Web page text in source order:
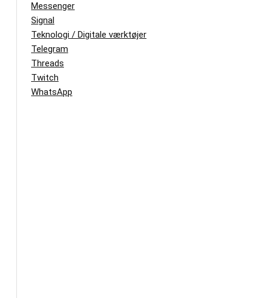
Messenger
Signal
Teknologi / Digitale værktøjer
Telegram
Threads
Twitch
WhatsApp